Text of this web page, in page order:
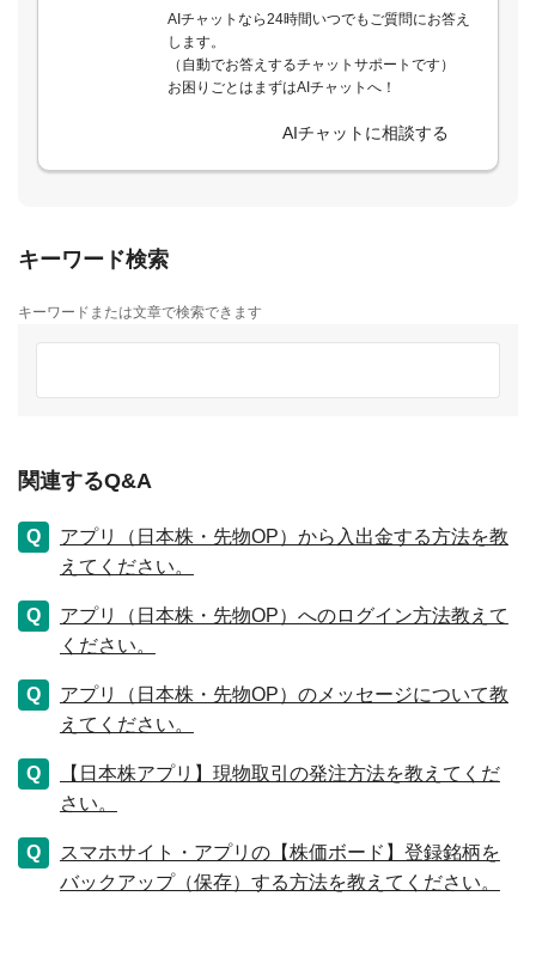
AIチャットなら24時間いつでもご質問にお答え
します。
（自動でお答えするチャットサポートです）
お困りごとはまずはAIチャットへ！
AIチャットに相談する
キーワード検索
キーワードまたは文章で検索できます
関連するQ&A
アプリ（日本株・先物OP）から入出金する方法を教
えてください。
アプリ（日本株・先物OP）へのログイン方法教えて
ください。
アプリ（日本株・先物OP）のメッセージについて教
えてください。
【日本株アプリ】現物取引の発注方法を教えてくだ
さい。
スマホサイト・アプリの【株価ボード】登録銘柄を
バックアップ（保存）する方法を教えてください。